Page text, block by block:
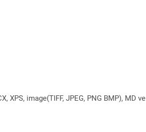
XPS, image(TIFF, JPEG, PNG BMP), MD ve